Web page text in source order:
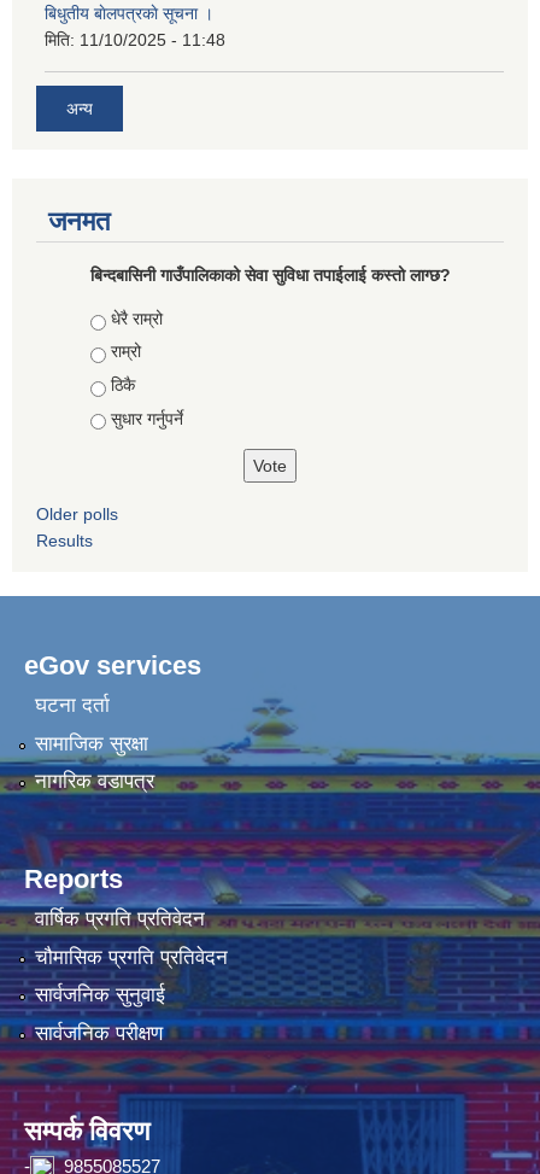
बिधुतीय बाेलपत्रकाे सूचना ।
मिति: 11/10/2025 - 11:48
अन्य
जनमत
बिन्दबासिनी गाउँपालिकाको सेवा सुविधा तपाईलाई कस्तो लाग्छ?
Choices
धेरै राम्रो
राम्रो
ठिकै
सुधार गर्नुपर्ने
Older polls
Results
eGov services
घटना दर्ता
सामाजिक सुरक्षा
नागरिक वडापत्र
Reports
वार्षिक प्रगति प्रतिवेदन
चौमासिक प्रगति प्रतिवेदन
सार्वजनिक सुनुवाई
सार्वजनिक परीक्षण
सम्पर्क विवरण
- 9855085527